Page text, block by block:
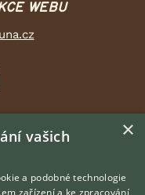
WEBU
×
vašich
a podobné technologie
zařízení a ke zpracování